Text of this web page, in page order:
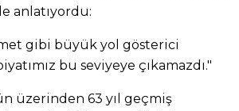
anlatıyordu:
gibi büyük yol gösterici
bu seviyeye çıkamazdı."
üzerinden 63 yıl geçmiş